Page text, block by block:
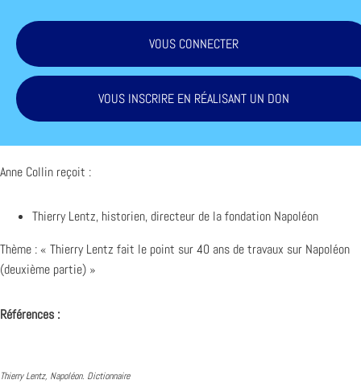
VOUS CONNECTER
VOUS INSCRIRE EN RÉALISANT UN DON
Anne Collin reçoit :
Thierry Lentz, historien, directeur de la fondation Napoléon
Thème : « Thierry Lentz fait le point sur 40 ans de travaux sur Napoléon
(deuxième partie) »
Références :
Thierry Lentz, Napoléon. Dictionnaire